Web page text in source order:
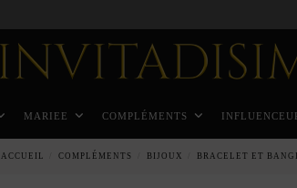
MARIEE COMPLÉMENTS
ACCUEIL COMPLÉMENTS BIJOUX BRACELET ET